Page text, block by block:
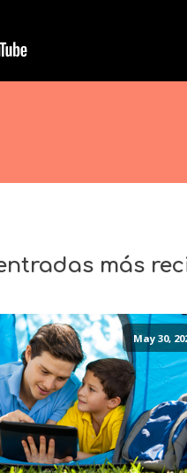
más
May 30,